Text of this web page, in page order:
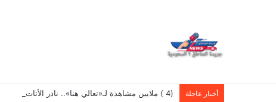
أخبار عاجلة (4 ) ملايين مشاهدة لـ«تعالي هنا».. نادر الأتات يواصل نجاحه باللهجة المصرية